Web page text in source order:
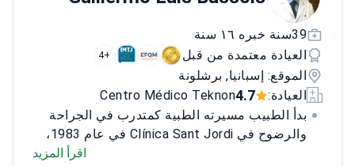
39سنة خبره ١٦ سنة
العيادة معتمدة من قبل
+4
الموقع: إسبانيا, برشلونة
العيادة:
4.7
Centro Médico Teknon
بدأ الطبيب مسيرته الطبية كمتدرب في الجراحة
والرضوح في Clínica Sant Jordi في عام 1983،
تلاها منصب كطبيب في Mutua Catalana deاقرأ المزيد